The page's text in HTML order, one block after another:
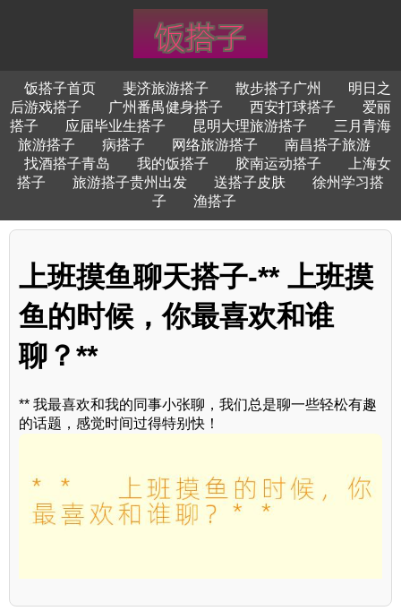
饭搭子首页 斐济旅游搭子 散步搭子广州
明日之
后游戏搭子
广州番禺健身搭子 西安打球搭子
爱丽
搭子
应届毕业生搭子 昆明大理旅游搭子
三月青海
旅游搭子
病搭子 网络旅游搭子
南昌搭子旅游
找酒搭子青岛
我的饭搭子 胶南运动搭子
上海女
搭子
旅游搭子贵州出发 送搭子皮肤
徐州学习搭
子
渔搭子
上班摸鱼聊天搭子-** 上班摸
鱼的时候，你最喜欢和谁
聊？**
** 我最喜欢和我的同事小张聊，我们总是聊一些轻松有趣
的话题，感觉时间过得特别快！